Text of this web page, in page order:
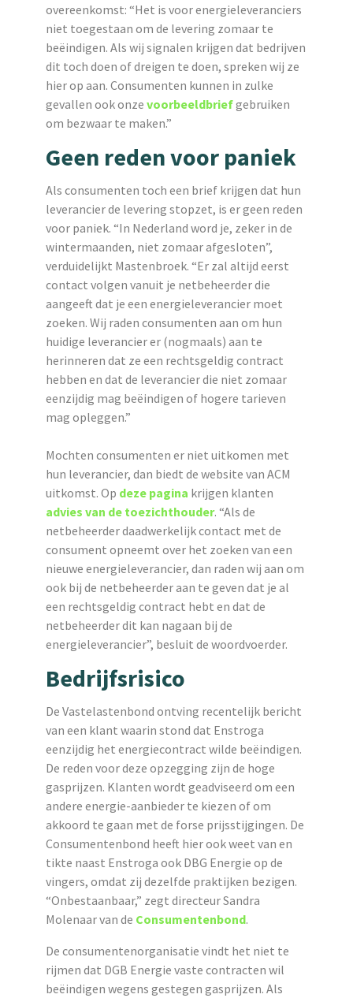
overeenkomst: “Het is voor energieleveranciers
niet toegestaan om de levering zomaar te
beëindigen. Als wij signalen krijgen dat bedrijven
dit toch doen of dreigen te doen, spreken wij ze
hier op aan. Consumenten kunnen in zulke
gevallen ook onze voorbeeldbriefgebruiken
om bezwaar te maken.”
Geen reden voor paniek
Als consumenten toch een brief krijgen dat hun
leverancier de levering stopzet, is er geen reden
voor paniek. “In Nederland word je, zeker in de
wintermaanden, niet zomaar afgesloten”,
verduidelijkt Mastenbroek. “Er zal altijd eerst
contact volgen vanuit je netbeheerder die
aangeeft dat je een energieleverancier moet
zoeken. Wij raden consumenten aan om hun
huidige leverancier er (nogmaals) aan te
herinneren dat ze een rechtsgeldig contract
hebben en dat de leverancier die niet zomaar
eenzijdig mag beëindigen of hogere tarieven
mag opleggen.”
Mochten consumenten er niet uitkomen met
hun leverancier, dan biedt de website van ACM
uitkomst. Op deze pagina krijgen klanten
advies van de toezichthouder. “Als de
netbeheerder daadwerkelijk contact met de
consument opneemt over het zoeken van een
nieuwe energieleverancier, dan raden wij aan om
ook bij de netbeheerder aan te geven dat je al
een rechtsgeldig contract hebt en dat de
netbeheerder dit kan nagaan bij de
energieleverancier”, besluit de woordvoerder.
Bedrijfsrisico
De Vastelastenbond ontving recentelijk bericht
van een klant waarin stond dat Enstroga
eenzijdig het energiecontract wilde beëindigen.
De reden voor deze opzegging zijn de hoge
gasprijzen. Klanten wordt geadviseerd om een
andere energie-aanbieder te kiezen of om
akkoord te gaan met de forse prijsstijgingen. De
Consumentenbond heeft hier ook weet van en
tikte naast Enstroga ook DBG Energie op de
vingers, omdat zij dezelfde praktijken bezigen.
“Onbestaanbaar,” zegt directeur Sandra
Molenaar van de Consumentenbond.
De consumentenorganisatie vindt het niet te
rijmen dat DGB Energie vaste contracten wil
beëindigen wegens gestegen gasprijzen. Als